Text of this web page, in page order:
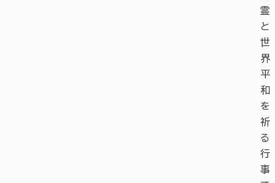
霊
と
世
界
平
和
を
祈
る
行
事